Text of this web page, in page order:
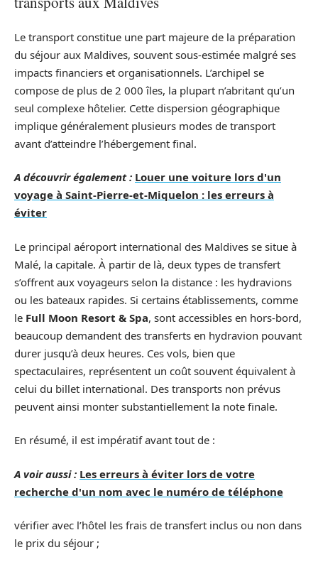
Le transport constitue une part majeure de la préparation
du séjour aux Maldives, souvent sous-estimée malgré ses
impacts financiers et organisationnels. L’archipel se
compose de plus de 2 000 îles, la plupart n’abritant qu’un
seul complexe hôtelier. Cette dispersion géographique
implique généralement plusieurs modes de transport
avant d’atteindre l’hébergement final.
A découvrir également : Louer une voiture lors d'un
voyage à Saint-Pierre-et-Miquelon : les erreurs à
éviter
Le principal aéroport international des Maldives se situe à
Malé, la capitale. À partir de là, deux types de transfert
s’offrent aux voyageurs selon la distance : les hydravions
ou les bateaux rapides. Si certains établissements, comme
le Full Moon Resort & Spa, sont accessibles en hors-bord,
beaucoup demandent des transferts en hydravion pouvant
durer jusqu’à deux heures. Ces vols, bien que
spectaculaires, représentent un coût souvent équivalent à
celui du billet international. Des transports non prévus
peuvent ainsi monter substantiellement la note finale.
En résumé, il est impératif avant tout de :
A voir aussi : Les erreurs à éviter lors de votre
recherche d'un nom avec le numéro de téléphone
vérifier avec l’hôtel les frais de transfert inclus ou non dans
le prix du séjour ;